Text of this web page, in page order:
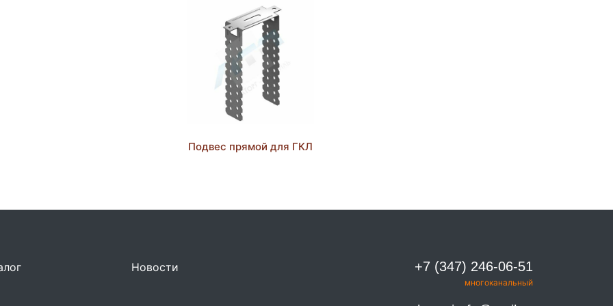
Подвес прямой для ГКЛ
Новости +7 (347) 246-06-51
многоканальный